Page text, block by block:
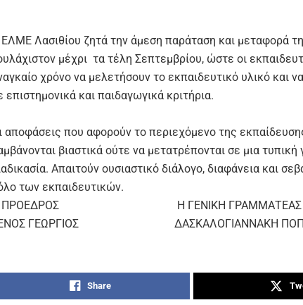
Λασιθίου ζητά την άμεση παράταση και μεταφορά
μέχρι τα τέλη Σεπτεμβρίου, ώστε οι
χρόνο να μελετήσουν το εκπαιδευτικό υλικό και
επιστημονικά και παιδαγωγικά κριτήρια.
αποφάσεις που αφορούν το περιεχόμενο της
βιαστικά ούτε να μετατρέπονται σε μια τυπική
Απαιτούν ουσιαστικό διάλογο, διαφάνεια και
των εκπαιδευτικών.
ΠΡΟΕΔΡΟΣ Η ΓΕΝΙΚΗ ΓΡΑΜΜΑΤΕΑΣ
ΓΕΩΡΓΙΟΣ ΔΑΣΚΑΛΟΓΙΑΝΝΑΚΗ
Share